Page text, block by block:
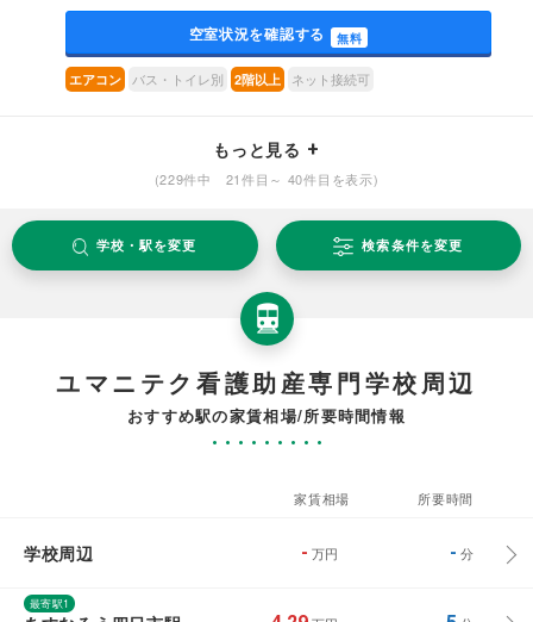
空室状況を確認する 無料
エアコン バス・トイレ別 2階以上 ネット接続可
もっと見る
(229件中 21件目～ 40件目を表示)
学校・駅を変更 検索条件を変更
ユマニテク看護助産専門学校周辺
おすすめ駅の家賃相場/所要時間情報
家賃相場 所要時間
学校周辺 - 万円 - 分
最寄駅1